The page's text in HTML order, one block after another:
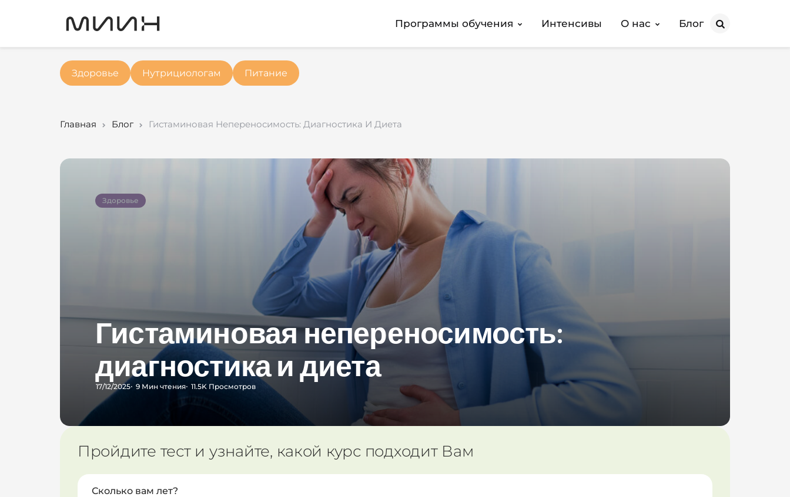
Программы обучения Интенсивы О нас Блог
Здоровье Нутрициологам Питание
Главная Блог Гистаминовая Непереносимость: Диагностика И Диета
Здоровье
Гистаминовая непереносимость:
диагностика и диета
17/12/2025 9 Мин чтения 11.5K Просмотров
Пройдите тест и узнайте, какой курс подходит Вам
Сколько вам лет?